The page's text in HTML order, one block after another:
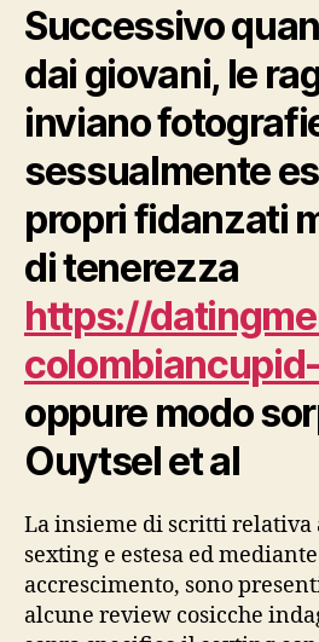
Successivo
dai giovani, le
inviano
sessualmente
propri fidanzati
di tenerezza
https://
oppure modo
Ouytsel et al
La insieme di scritti
sexting e estesa ed
accrescimento, sono
alcune review cosicche